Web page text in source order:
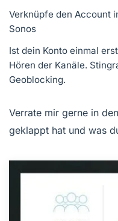
Verknüpfe den Account
Sonos
Ist dein Konto einmal
Hören der Kanäle.
Geoblocking.
Verrate mir gerne in
geklappt hat und was